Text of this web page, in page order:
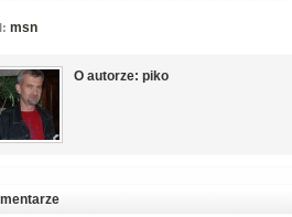
msn
O autorze: piko